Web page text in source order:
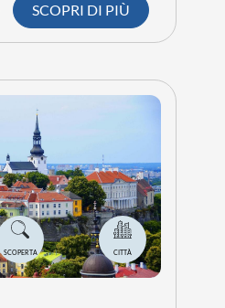
SCOPRI DI PIÙ
SCOPERTA CITTÀ